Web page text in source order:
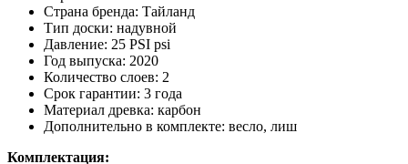
Страна бренда: Тайланд
Тип доски: надувной
Давление: 25 PSI psi
Год выпуска: 2020
Количество слоев: 2
Срок гарантии: 3 года
Материал древка: карбон
Дополнительно в комплекте: весло, лиш
Комплектация: